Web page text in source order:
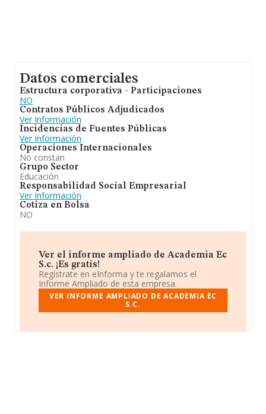
Datos comerciales
Estructura corporativa - Participaciones
NO
Contratos Públicos Adjudicados
Ver Información
Incidencias de Fuentes Públicas
Ver Información
Operaciones Internacionales
No constan
Grupo Sector
Educación
Responsabilidad Social Empresarial
Ver Información
Cotiza en Bolsa
NO
Ver el informe ampliado de Academia Ec
S.c. ¡Es gratis!
Regístrate en eInforma y te regalamos el
Informe Ampliado de esta empresa.
VER INFORME AMPLIADO DE ACADEMIA EC
S.C.